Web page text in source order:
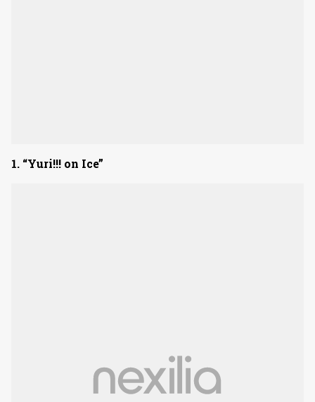
1. “Yuri!!! on Ice”